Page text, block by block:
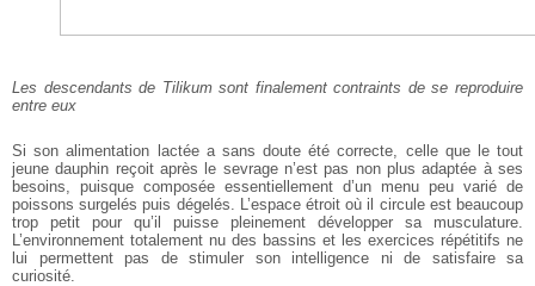
Les descendants de Tilikum sont finalement contraints de se reproduire
entre eux
Si son alimentation lactée a sans doute été correcte, celle que le tout
jeune dauphin reçoit après le sevrage n’est pas non plus adaptée à ses
besoins, puisque composée essentiellement d’un menu peu varié de
poissons surgelés puis dégelés.
L’espace étroit où il circule est beaucoup
trop petit pour qu’il puisse pleinement développer sa musculature.
L’environnement totalement nu des bassins et les exercices répétitifs ne
lui permettent pas de stimuler son intelligence ni de satisfaire sa
curiosité.